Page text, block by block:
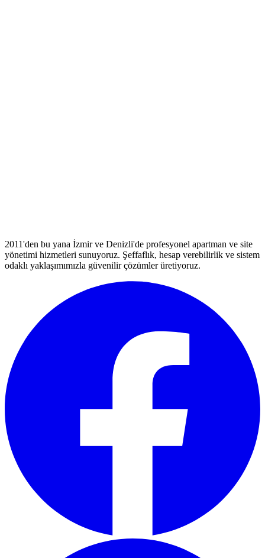
2011'den bu yana İzmir ve Denizli'de profesyonel apartman ve site
yönetimi hizmetleri sunuyoruz. Şeffaflık, hesap verebilirlik ve sistem
odaklı yaklaşımımızla güvenilir çözümler üretiyoruz.